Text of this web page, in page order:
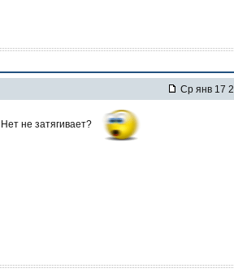
Ср янв 17
Нет не затягивает?